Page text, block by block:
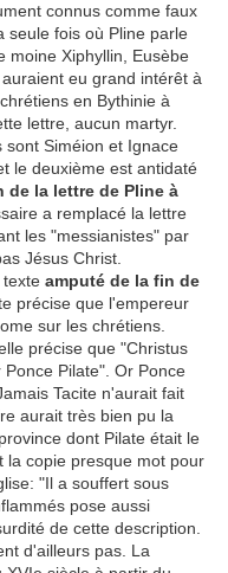
connus comme faux
seule fois où Pline parle
moine Xiphyllin, Eusèbe
eu grand intérêt à
en Bythinie à
lettre, aucun martyr.
sont Siméion et Ignace
le deuxième est antidaté
de la lettre de Pline à
a remplacé la lettre
les "messianistes" par
Jésus Christ.
texte amputé de la fin de
précise que l'empereur
sur les chrétiens.
précise que "Christus
Pilate". Or Ponce
Tacite n'aurait fait
aurait très bien pu la
dont Pilate était le
la copie presque mot pour
"Il a souffert sous
pose aussi
de cette description.
d'ailleurs pas. La